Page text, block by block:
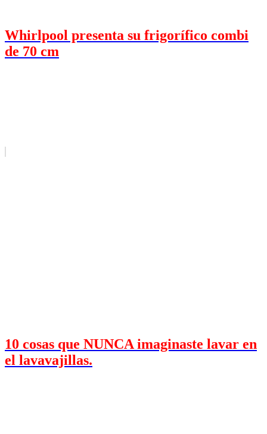
Whirlpool presenta su frigorífico combi
de 70 cm
10 cosas que NUNCA imaginaste lavar en
el lavavajillas.